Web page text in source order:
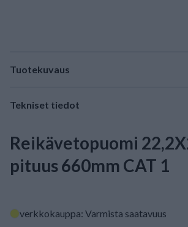
Tuotekuvaus
Tekniset tiedot
Reikävetopuomi
pituus 660mm CAT 1
verkkokauppa: Varmista saatavuus